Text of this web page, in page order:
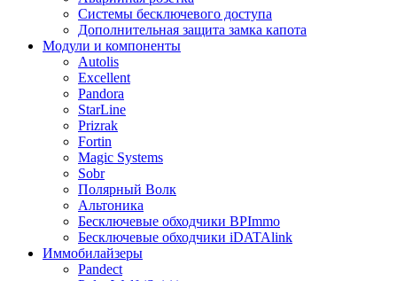
Системы бесключевого доступа
Дополнительная защита замка капота
Модули и компоненты
Autolis
Excellent
Pandora
StarLine
Prizrak
Fortin
Magic Systems
Sobr
Полярный Волк
Альтоника
Бесключевые обходчики BPImmo
Бесключевые обходчики iDATAlink
Иммобилайзеры
Pandect